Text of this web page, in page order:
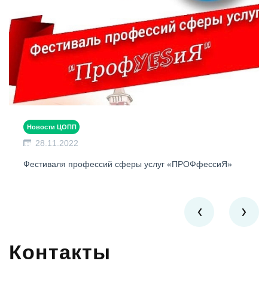
Новости ЦОПП
28.11.2022
Фестиваля профессий сферы услуг «ПРОФфессиЯ»
Контакты